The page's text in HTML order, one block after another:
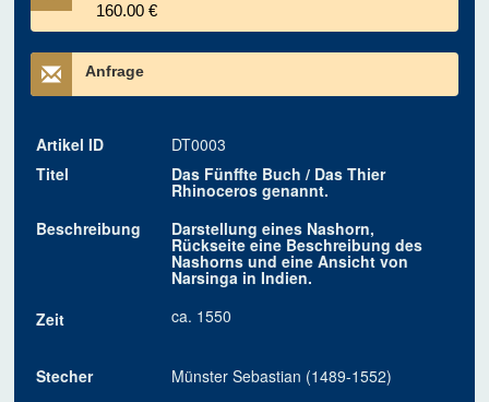
160.00 €
Anfrage
Artikel ID
DT0003
Titel
Das Fünffte Buch / Das Thier
Rhinoceros genannt.
Beschreibung
Darstellung eines Nashorn,
Rückseite eine Beschreibung des
Nashorns und eine Ansicht von
Narsinga in Indien.
Zeit
ca. 1550
Stecher
Münster Sebastian (1489-1552)